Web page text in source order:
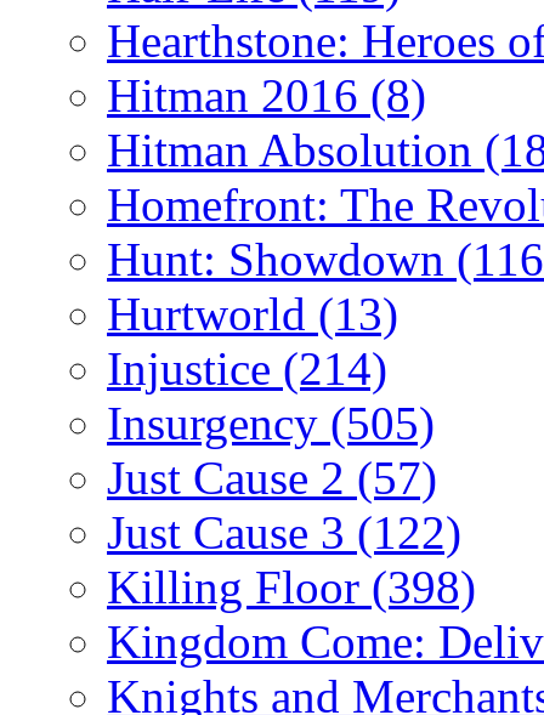
Hearthstone: Heroes
Hitman 2016 (8)
Hitman Absolution
Homefront: The
Hunt: Showdown
Hurtworld (13)
Injustice (214)
Insurgency (505)
Just Cause 2 (57)
Just Cause 3 (122)
Killing Floor (398)
Kingdom Come:
Knights and